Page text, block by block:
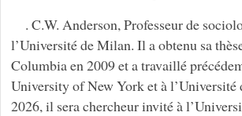
. C.W. Anderson, Professeur de
l’Université de Milan. Il a obtenu sa
Columbia en 2009 et a travaillé
University of New York et à l’Université
2026, il sera chercheur invité à